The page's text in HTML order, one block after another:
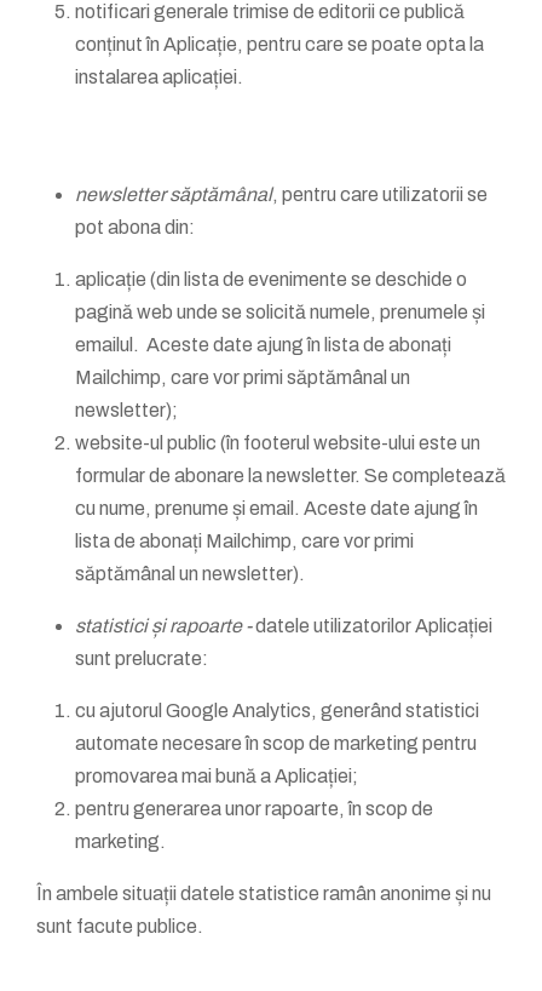
notificari generale trimise de editorii ce publică
conținut în Aplicație, pentru care se poate opta la
instalarea aplicației.
newsletter săptămânal, pentru care utilizatorii se
pot abona din:
aplicație (din lista de evenimente se deschide o
pagină web unde se solicită numele, prenumele și
emailul. Aceste date ajung în lista de abonați
Mailchimp, care vor primi săptămânal un
newsletter);
website-ul public (în footerul website-ului este un
formular de abonare la newsletter. Se completează
cu nume, prenume și email. Aceste date ajung în
lista de abonați Mailchimp, care vor primi
săptămânal un newsletter).
statistici și rapoarte -datele utilizatorilor Aplicației
sunt prelucrate:
cu ajutorul Google Analytics, generând statistici
automate necesare în scop de marketing pentru
promovarea mai bună a Aplicației;
pentru generarea unor rapoarte, în scop de
marketing.
În ambele situații datele statistice ramân anonime și nu
sunt facute publice.